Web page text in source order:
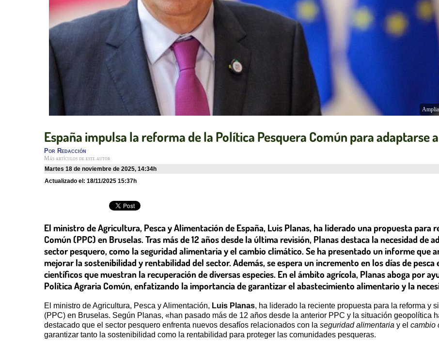
España impulsa la reforma de la Política Pesquera Común para adaptarse
Por Redacción
Más artículos de este autor
martes 18 de noviembre de 2025, 14:34h
Actualizado el: 18/11/2025 15:37h
El ministro de Agricultura, Pesca y Alimentación de España, Luis Planas, ha liderado una propuesta
Común (PPC) en Bruselas. Tras más de 12 años desde la última revisión, Planas destaca la necesidad de
sector pesquero, como la seguridad alimentaria y el cambio climático. Se ha presentado un informe que
mejorar la sostenibilidad y rentabilidad del sector. Además, se espera un incremento en los días de
científicos que muestran la recuperación de diversas especies. En el ámbito agrícola, Planas aboga por
Política Agraria Común, enfatizando la importancia de garantizar el abastecimiento alimentario y la
El ministro de Agricultura, Pesca y Alimentación, Luis Planas, ha liderado la reciente propuesta para la reforma y
(PPC) en Bruselas. Según Planas, «han pasado más de 12 años desde la anterior PPC y la situación geopolítica
destacado que el sector pesquero enfrenta nuevos desafíos relacionados con la seguridad alimentaria y el cambio
garantizar tanto la sostenibilidad como la rentabilidad para proteger las comunidades pesqueras.